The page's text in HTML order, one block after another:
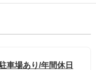
車場あり/年間休日